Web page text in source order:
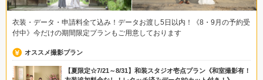
衣装・データ・申請料全て込み！データお渡し5日以内！《8・9月の予約受
付中》今だけの期間限定プランもご用意しております
オススメ撮影プラン
【夏限定☆7/21～8/31】和装スタジオ壱点プラン《和室撮影有！